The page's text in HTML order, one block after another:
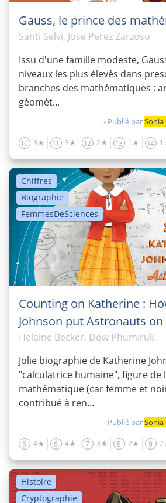
Gauss, le prince des
Santi Selvi, Jose Perez Zarzoso
Issu d'une famille modeste,
niveaux les plus élevés dans
branches des mathématiques :
géomét...
- Publié par
10 3★ 11 3★ 12 2★ 13 1★ 14
Chiffres
Biographie
FemmesDeSciences
Counting on Katherine :
Johnson put Astronauts
Helaine Becker, Dow Phumiruk
Jolie biographie de Katherine
"calculatrice humaine", figure de
mathématique (car femme et
contribué à ren...
- Publié par
5 4★ 6 4★ 7 3★ 8 2★ 9
Histoire
Cryptographie